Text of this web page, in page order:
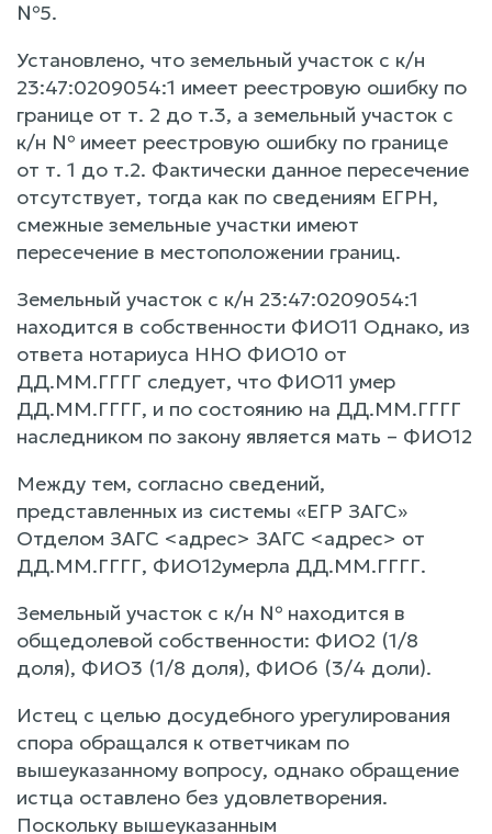
№5.
Установлено, что земельный участок с к/н
23:47:0209054:1 имеет реестровую ошибку по
границе от т. 2 до т.3, а земельный участок с
к/н № имеет реестровую ошибку по границе
от т. 1 до т.2. Фактически данное пересечение
отсутствует, тогда как по сведениям ЕГРН,
смежные земельные участки имеют
пересечение в местоположении границ.
Земельный участок с к/н 23:47:0209054:1
находится в собственности ФИО11 Однако, из
ответа нотариуса ННО ФИО10 от
ДД.ММ.ГГГГ следует, что ФИО11 умер
ДД.ММ.ГГГГ, и по состоянию на ДД.ММ.ГГГГ
наследником по закону является мать – ФИО12
Между тем, согласно сведений,
представленных из системы «ЕГР ЗАГС»
Отделом ЗАГС <адрес> ЗАГС <адрес> от
ДД.ММ.ГГГГ, ФИО12умерла ДД.ММ.ГГГГ.
Земельный участок с к/н № находится в
общедолевой собственности: ФИО2 (1/8
доля), ФИО3 (1/8 доля), ФИО6 (3/4 доли).
Истец с целью досудебного урегулирования
спора обращался к ответчикам по
вышеуказанному вопросу, однако обращение
истца оставлено без удовлетворения.
Поскольку вышеуказанным